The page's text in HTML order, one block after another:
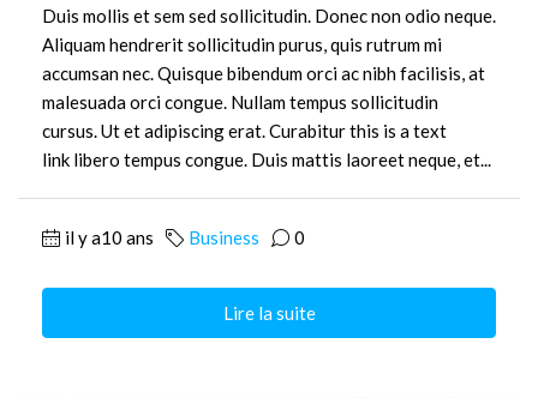
Duis mollis et sem sed sollicitudin. Donec non odio neque.
Aliquam hendrerit sollicitudin purus, quis rutrum mi
accumsan nec. Quisque bibendum orci ac nibh facilisis, at
malesuada orci congue. Nullam tempus sollicitudin
cursus. Ut et adipiscing erat. Curabitur this is a text
link libero tempus congue. Duis mattis laoreet neque, et...
il y a10 ans Business 0
Lire la suite